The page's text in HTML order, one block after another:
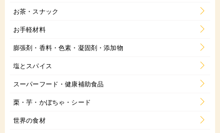
お茶・スナック
お手軽材料
膨張剤・香料・色素・凝固剤・添加物
塩とスパイス
スーパーフード・健康補助食品
栗・芋・かぼちゃ・シード
世界の食材